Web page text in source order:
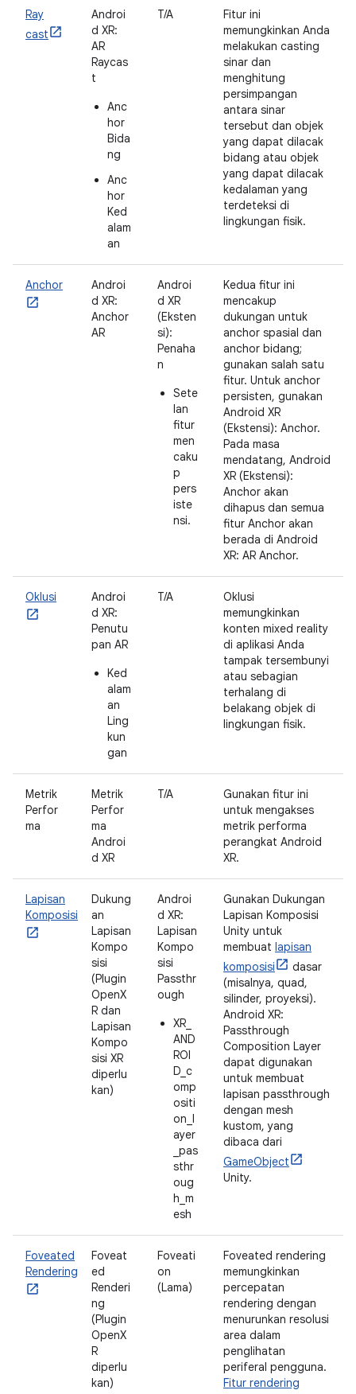
Ray
cast
Androi
d XR:
AR
Raycas
t
Anc
hor
Bida
ng
Anc
hor
Ked
alam
an
T/A
Fitur ini
memungkinkan Anda
melakukan casting
sinar dan
menghitung
persimpangan
antara sinar
tersebut dan objek
yang dapat dilacak
bidang atau objek
yang dapat dilacak
kedalaman yang
terdeteksi di
lingkungan fisik.
Anchor
Androi
d XR:
Anchor
AR
Androi
d XR
(Eksten
si):
Penaha
n
Sete
lan
fitur
men
caku
p
pers
iste
nsi.
Kedua fitur ini
mencakup
dukungan untuk
anchor spasial dan
anchor bidang;
gunakan salah satu
fitur. Untuk anchor
persisten, gunakan
Android XR
(Ekstensi): Anchor.
Pada masa
mendatang, Android
XR (Ekstensi):
Anchor akan
dihapus dan semua
fitur Anchor akan
berada di Android
XR: AR Anchor.
Oklusi
Androi
d XR:
Penutu
pan AR
Ked
alam
an
Ling
kun
gan
T/A
Oklusi
memungkinkan
konten mixed reality
di aplikasi Anda
tampak tersembunyi
atau sebagian
terhalang di
belakang objek di
lingkungan fisik.
Metrik
Perfor
ma
Metrik
Perfor
ma
Androi
d XR
T/A
Gunakan fitur ini
untuk mengakses
metrik performa
perangkat Android
XR.
Lapisan
Komposisi
Dukung
an
Lapisan
Kompo
sisi
(Plugin
OpenX
R dan
Lapisan
Kompo
sisi XR
diperlu
kan)
Androi
d XR:
Lapisan
Kompo
sisi
Passthr
ough
XR_
AND
ROI
D_c
omp
ositi
on_l
ayer
_pas
sthr
oug
h_m
esh
Gunakan Dukungan
Lapisan Komposisi
Unity untuk
membuat lapisan
komposisi
dasar
(misalnya, quad,
silinder, proyeksi).
Android XR:
Passthrough
Composition Layer
dapat digunakan
untuk membuat
lapisan passthrough
dengan mesh
kustom, yang
dibaca dari
GameObject
Unity.
Foveated
Rendering
Foveat
ed
Renderi
ng
(Plugin
OpenX
R
diperlu
kan)
Foveati
on
(Lama)
Foveated rendering
memungkinkan
percepatan
rendering dengan
menurunkan resolusi
area dalam
penglihatan
periferal pengguna.
Fitur rendering